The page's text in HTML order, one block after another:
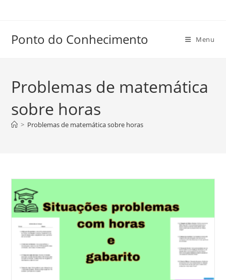
conteúdo
Ponto do Conhecimento Menu
Problemas de matemática
sobre horas
> Problemas de matemática sobre horas